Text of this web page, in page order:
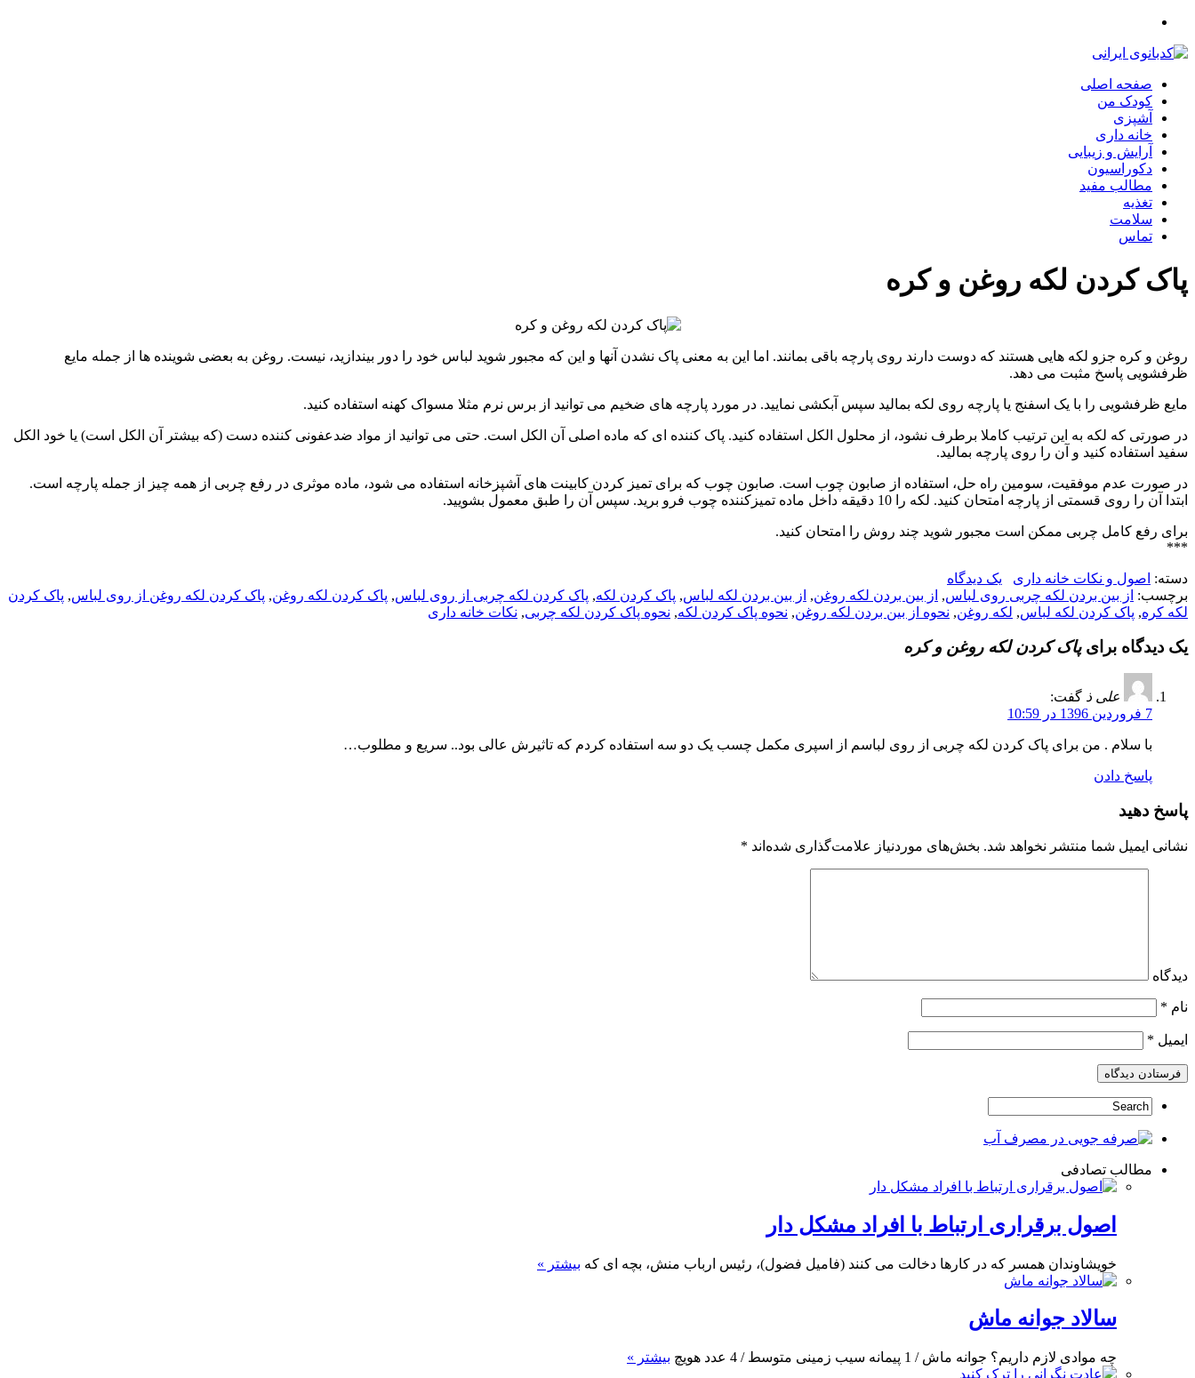
صفحه اصلی
کودک من
آشپزی
خانه داری
آرایش و زیبایی
دکوراسیون
مطالب مفید
تغذیه
سلامت
تماس
پاک کردن لکه روغن و کره
روغن و کره جزو لکه هایی هستند که دوست دارند روی پارچه باقی بمانند. اما این به معنی پاک نشدن آنها و این که مجبور شوید لباس خود را دور بیندازید، نیست. روغن به بعضی شوینده ها از جمله مایع
ظرفشویی پاسخ مثبت می دهد.
مایع ظرفشویی را با یک اسفنج یا پارچه روی لکه بمالید سپس آبکشی نمایید. در مورد پارچه های ضخیم می توانید از برس نرم مثلا مسواک کهنه استفاده کنید.
در صورتی که لکه به این ترتیب کاملا برطرف نشود، از محلول الکل استفاده کنید. پاک کننده ای که ماده اصلی آن الکل است. حتی می توانید از مواد ضدعفونی کننده دست (که بیشتر آن الکل است) یا خود الکل
سفید استفاده کنید و آن را روی پارچه بمالید.
در صورت عدم موفقیت، سومین راه حل، استفاده از صابون چوب است. صابون چوب که برای تمیز کردن کابینت های آشپزخانه استفاده می شود، ماده موثری در رفع چربی از همه چیز از جمله پارچه است.
ابتدا آن را روی قسمتی از پارچه امتحان کنید. لکه را 10 دقیقه داخل ماده تمیزکننده چوب فرو برید. سپس آن را طبق معمول بشویید.
برای رفع کامل چربی ممکن است مجبور شوید چند روش را امتحان کنید.
***
دسته: اصول و نکات خانه داری
یک دیدگاه
برچسب: از بین بردن لکه چربی روی لباس, از بین بردن لکه روغن, از بین بردن لکه لباس, پاک کردن لکه, پاک کردن لکه چربی از روی لباس, پاک کردن لکه روغن, پاک کردن لکه روغن از روی لباس, پاک کردن
لکه کره, پاک کردن لکه لباس, لکه روغن, نحوه از بین بردن لکه روغن, نحوه پاک کردن لکه, نحوه پاک کردن لکه چربی, نکات خانه داری
یک دیدگاه برایپاک کردن لکه روغن و کره
علی ذ گفت:
7 فروردین 1396 در 10:59
با سلام . من برای پاک کردن لکه چربی از روی لباسم از اسپری مکمل چسب یک دو سه استفاده کردم که تاثیرش عالی بود.. سریع و مطلوب…
پاسخ دادن
پاسخ دهید
نشانی ایمیل شما منتشر نخواهد شد. بخش‌های موردنیاز علامت‌گذاری شده‌اند *
دیدگاه
نام *
ایمیل *
مطالب تصادفی
اصول برقراری ارتباط با افراد مشکل دار
خویشاوندان همسر که در کارها دخالت می کنند (فامیل فضول)، رئیس ارباب منش، بچه ای که بیشتر »
سالاد جوانه ماش
چه موادی لازم داریم؟ جوانه ماش / 1 پیمانه سیب زمینی متوسط / 4 عدد هویچ بیشتر »